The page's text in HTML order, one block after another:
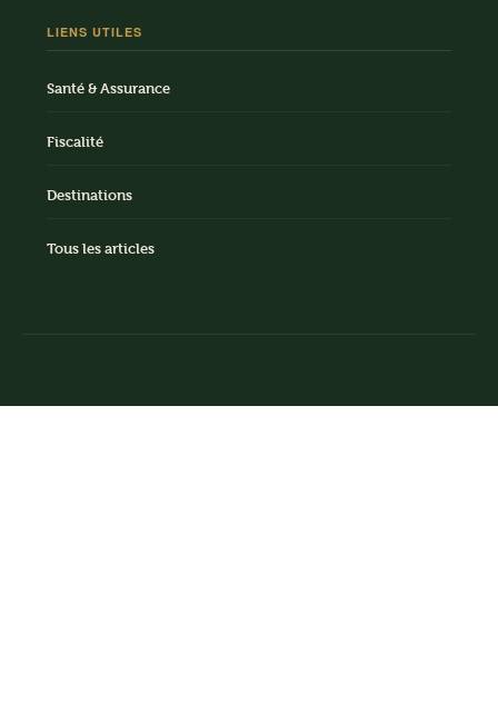
LIENS UTILES
Santé & Assurance
Fiscalité
Destinations
Tous les articles